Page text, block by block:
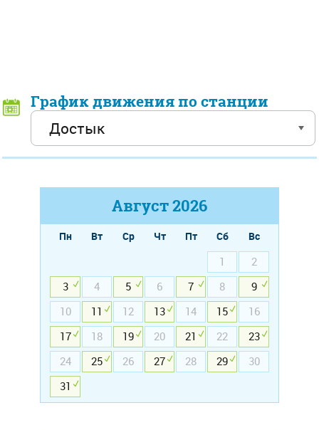
График движения по станции
Август2026
Пн Вт Ср Чт Пт Сб
Вс
1
2
3
4 5 6 7 8
9
10
11 12 13 14 15
16
17
18 19 20 21 22
23
24
25 26 27 28 29
30
31